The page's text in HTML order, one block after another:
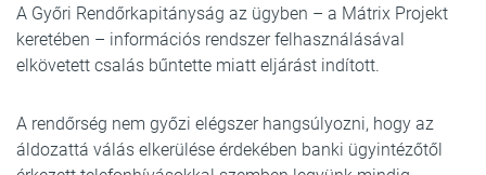
A Győri Rendőrkapitányság az ügyben – a Mátrix Projekt
keretében – információs rendszer felhasználásával
elkövetett csalás bűntette miatt eljárást indított.
A rendőrség nem győzi elégszer hangsúlyozni, hogy az
áldozattá válás elkerülése érdekében banki ügyintézőtől